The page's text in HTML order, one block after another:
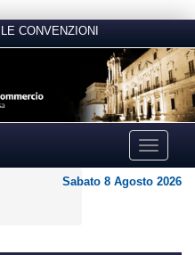
LE CONVENZIONI
Toggle
Sabato 8 Agosto 2026